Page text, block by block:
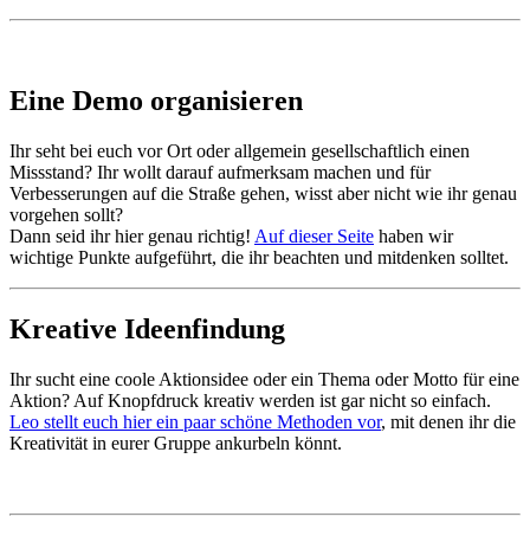
Eine Demo organisieren
Ihr seht bei euch vor Ort oder allgemein gesellschaftlich einen
Missstand? Ihr wollt darauf aufmerksam machen und für
Verbesserungen auf die Straße gehen, wisst aber nicht wie ihr genau
vorgehen sollt?
Dann seid ihr hier genau richtig! Auf dieser Seite haben wir
wichtige Punkte aufgeführt, die ihr beachten und mitdenken solltet.
Kreative Ideenfindung
Ihr sucht eine coole Aktionsidee oder ein Thema oder Motto für eine
Aktion? Auf Knopfdruck kreativ werden ist gar nicht so einfach.
Leo stellt euch hier ein paar schöne Methoden vor, mit denen ihr die
Kreativität in eurer Gruppe ankurbeln könnt.